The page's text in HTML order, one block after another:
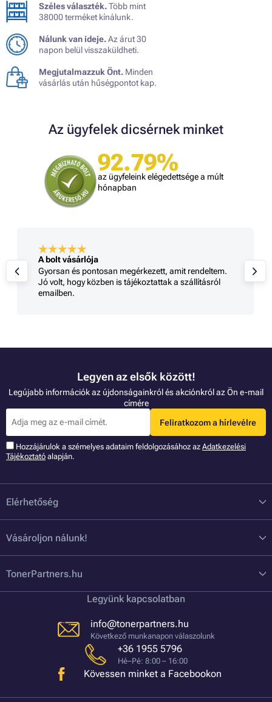
Széles választék.Több mint
38000 terméket kínálunk.
Nálunk van ideje.Az árut 30
napon belül visszaküldheti.
Megjutalmazzuk Önt. Minden
vásárlás után hűségpontot kap.
Az ügyfelek dicsérnek minket
92.79%
az ügyfeleink elégedettsége a múlt
hónapban
A bolt vásárlója
Gyorsan és pontosan megérkezett, amit rendeltem.
Jó volt, hogy közben is tájékoztattak a szállításról
emailben.
Legyen az elsők között!
Legújabb információk az újdonságainkról és akciónkról az Ön e-mail
címére
Feliratkozom a hírlevélre
Hozzájárulok a szémelyes adataim feldolgozásához az Adatkezelési
Tájékoztató alapján.
Elérhetőség
Vásároljon nálunk!
TonerPartners.hu
Legyünk kapcsolatban
info@tonerpartners.hu
Következő munkanapon válaszolunk
+36 1955 5796
Hé–Pé: 8:00 – 16:00
Kövessen minket a Facebookon